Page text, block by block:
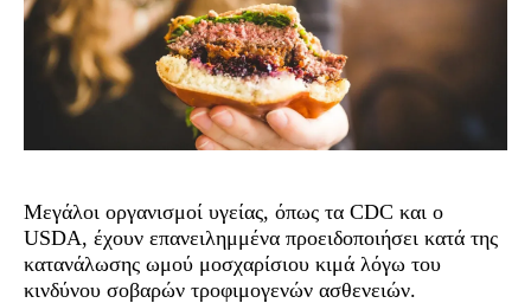
Μεγάλοι οργανισμοί υγείας, όπως τα CDC και ο
USDA, έχουν επανειλημμένα προειδοποιήσει κατά της
κατανάλωσης ωμού μοσχαρίσιου κιμά λόγω του
κινδύνου σοβαρών τροφιμογενών ασθενειών.